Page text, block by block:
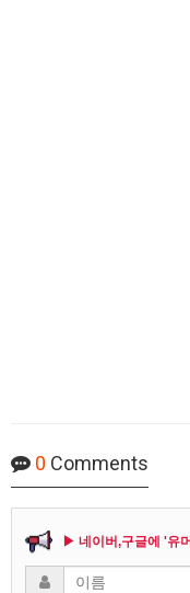
0 Comments
▶ 네이버,구글에 '유